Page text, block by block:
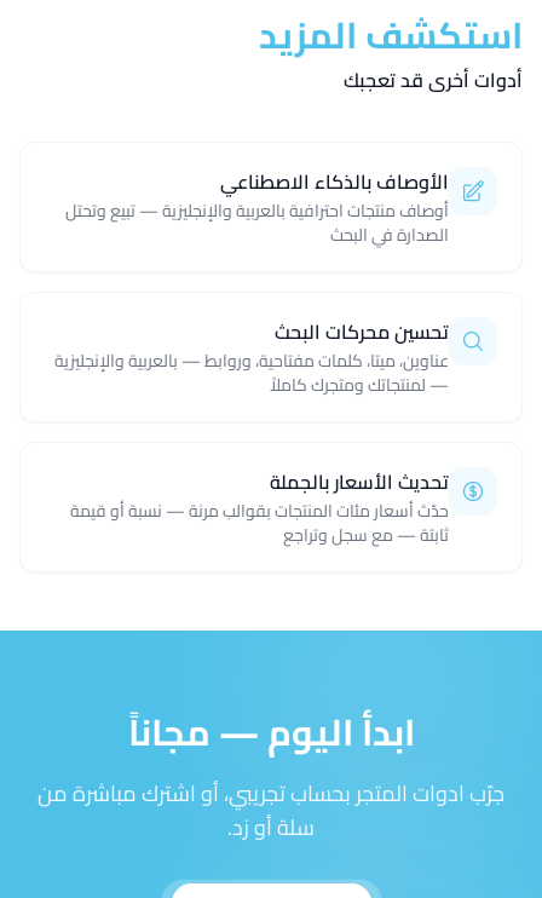
استكشف المزيد
أدوات أخرى قد تعجبك
الأوصاف بالذكاء الاصطناعي
أوصاف منتجات احترافية بالعربية والإنجليزية — تبيع وتحتل
الصدارة في البحث
تحسين محركات البحث
عناوين، ميتا، كلمات مفتاحية، وروابط — بالعربية والإنجليزية
— لمنتجاتك ومتجرك كاملاً
تحديث الأسعار بالجملة
حدّث أسعار مئات المنتجات بقوالب مرنة — نسبة أو قيمة
ثابتة — مع سجل وتراجع
ابدأ اليوم — مجاناً
جرّب ادوات المتجر بحساب تجريبي، أو اشترك مباشرة من
سلة أو زد.